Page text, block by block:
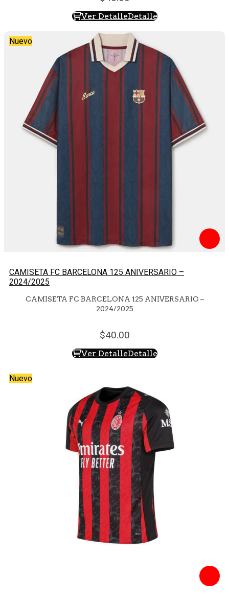
Ver DetalleDetalle
Nuevo
CAMISETA FC BARCELONA 125 ANIVERSARIO –
2024/2025
CAMISETA FC BARCELONA 125 ANIVERSARIO –
2024/2025
40.00
Ver DetalleDetalle
Nuevo